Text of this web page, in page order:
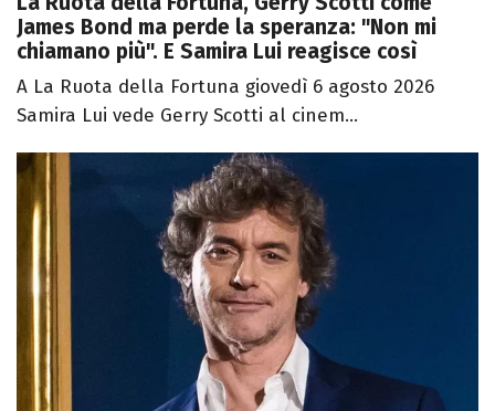
James Bond ma perde la speranza: "Non mi
chiamano più". E Samira Lui reagisce così
A La Ruota della Fortuna giovedì 6 agosto 2026
Samira Lui vede Gerry Scotti al cinem...